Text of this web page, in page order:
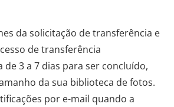
da solicitação de transferência e
de transferência
3 a 7 dias para ser concluído,
da sua biblioteca de fotos.
por e-mail quando a